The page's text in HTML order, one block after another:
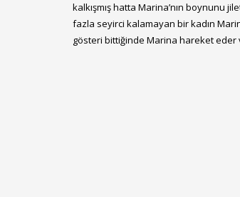
kalkışmış hatta Marina’nın boynunu
fazla seyirci kalamayan bir kadın
gösteri bittiğinde Marina hareket eder